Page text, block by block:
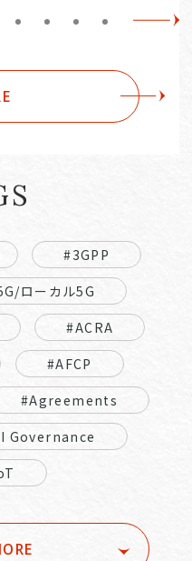
#3GPP
ローカル5G
#ACRA
#AFCP
#Agreements
Governance